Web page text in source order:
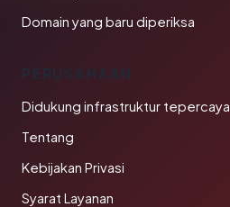
Domain yang baru diperiksa
PERUSAHAAN
Didukung infrastruktur tepercaya
Tentang
Kebijakan Privasi
Syarat Layanan